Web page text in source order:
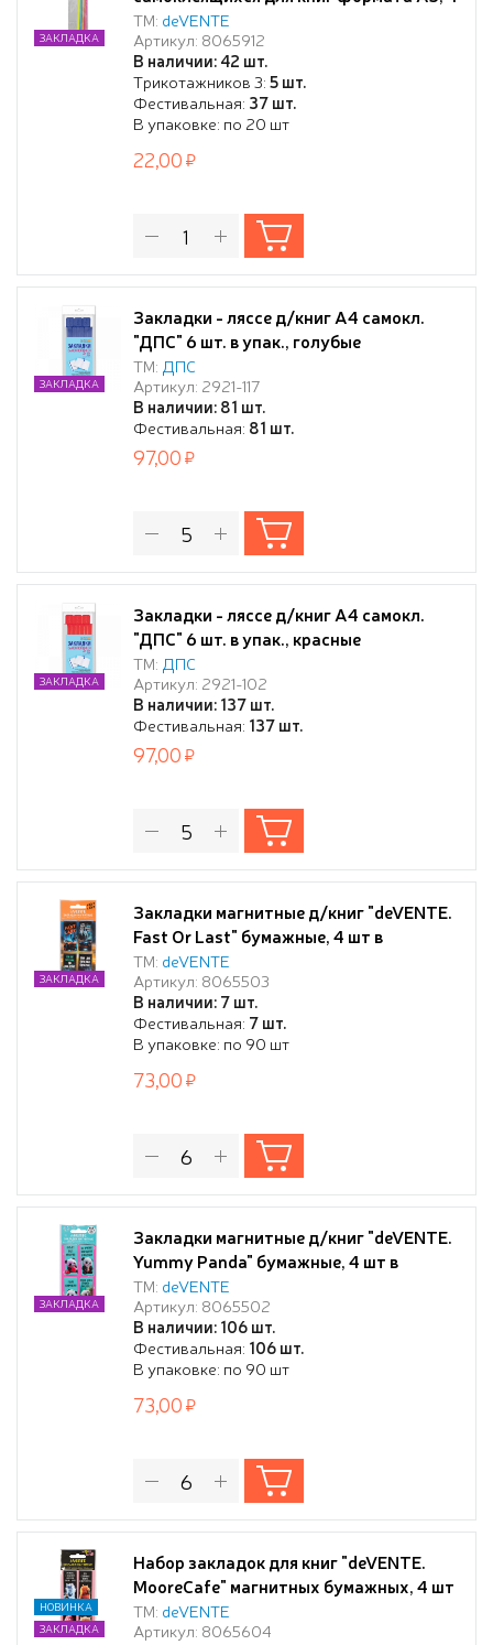
тонких ленты 6x290 мм, двусторонняя
плотная лента, в пластиковом пакете
ТМ: deVENTE
Артикул: 8065912
В наличии: 42 шт.
Трикотажников 3:5 шт.
Фестивальная: 37 шт.
В упаковке: по 20 шт
ЗАКЛАДКА
22,00
Закладки - ляссе д/книг А4 самокл.
"ДПС" 6 шт. в упак., голубые
ТМ: ДПС
Артикул: 2921-117
В наличии: 81 шт.
Фестивальная: 81 шт.
ЗАКЛАДКА
97,00
Закладки - ляссе д/книг А4 самокл.
"ДПС" 6 шт. в упак., красные
ТМ: ДПС
Артикул: 2921-102
В наличии: 137 шт.
Фестивальная: 137 шт.
ЗАКЛАДКА
97,00
Закладки магнитные д/книг "deVENTE.
Fast Or Last" бумажные, 4 шт в
блистерной упаковке, размеры
закладок в сложенном виде 25x56,6 мм
ТМ: deVENTE
Артикул: 8065503
В наличии: 7 шт.
Фестивальная: 7 шт.
В упаковке: по 90 шт
ЗАКЛАДКА
73,00
Закладки магнитные д/книг "deVENTE.
Yummy Panda" бумажные, 4 шт в
блистерной упаковке, размеры
закладок в сложенном виде 25x56,6 мм
ТМ: deVENTE
Артикул: 8065502
В наличии: 106 шт.
Фестивальная: 106 шт.
В упаковке: по 90 шт
ЗАКЛАДКА
73,00
Набор закладок для книг "deVENTE.
MooreCafe" магнитных бумажных, 4 шт
в блистерной упаковке, размеры
закладок в сложенном виде 25x56,6 мм
ТМ: deVENTE
Артикул: 8065604
НОВИНКА
ЗАКЛАДКА